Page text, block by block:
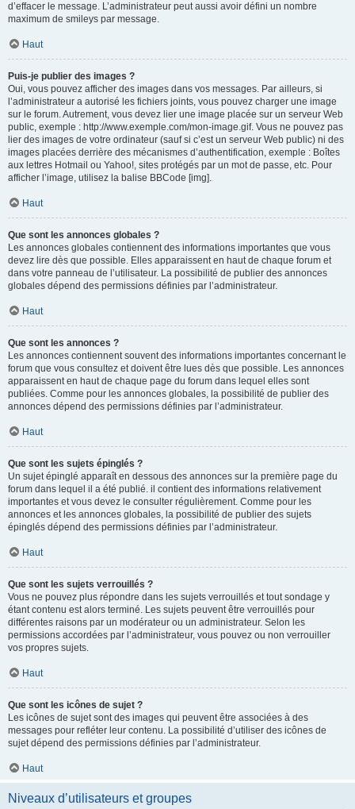
d’effacer le message. L’administrateur peut aussi avoir défini un nombre
maximum de smileys par message.
Haut
Puis-je publier des images ?
Oui, vous pouvez afficher des images dans vos messages. Par ailleurs, si
l’administrateur a autorisé les fichiers joints, vous pouvez charger une image
sur le forum. Autrement, vous devez lier une image placée sur un serveur Web
public, exemple : http://www.exemple.com/mon-image.gif. Vous ne pouvez pas
lier des images de votre ordinateur (sauf si c’est un serveur Web public) ni des
images placées derrière des mécanismes d’authentification, exemple : Boîtes
aux lettres Hotmail ou Yahoo!, sites protégés par un mot de passe, etc. Pour
afficher l’image, utilisez la balise BBCode [img].
Haut
Que sont les annonces globales ?
Les annonces globales contiennent des informations importantes que vous
devez lire dès que possible. Elles apparaissent en haut de chaque forum et
dans votre panneau de l’utilisateur. La possibilité de publier des annonces
globales dépend des permissions définies par l’administrateur.
Haut
Que sont les annonces ?
Les annonces contiennent souvent des informations importantes concernant le
forum que vous consultez et doivent être lues dès que possible. Les annonces
apparaissent en haut de chaque page du forum dans lequel elles sont
publiées. Comme pour les annonces globales, la possibilité de publier des
annonces dépend des permissions définies par l’administrateur.
Haut
Que sont les sujets épinglés ?
Un sujet épinglé apparaît en dessous des annonces sur la première page du
forum dans lequel il a été publié. il contient des informations relativement
importantes et vous devez le consulter régulièrement. Comme pour les
annonces et les annonces globales, la possibilité de publier des sujets
épinglés dépend des permissions définies par l’administrateur.
Haut
Que sont les sujets verrouillés ?
Vous ne pouvez plus répondre dans les sujets verrouillés et tout sondage y
étant contenu est alors terminé. Les sujets peuvent être verrouillés pour
différentes raisons par un modérateur ou un administrateur. Selon les
permissions accordées par l’administrateur, vous pouvez ou non verrouiller
vos propres sujets.
Haut
Que sont les icônes de sujet ?
Les icônes de sujet sont des images qui peuvent être associées à des
messages pour refléter leur contenu. La possibilité d’utiliser des icônes de
sujet dépend des permissions définies par l’administrateur.
Haut
Niveaux d’utilisateurs et groupes